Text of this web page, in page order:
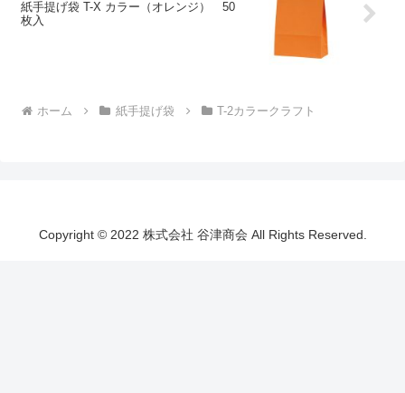
紙手提げ袋 T-X カラー（オレンジ） 50
枚入
ホーム 紙手提げ袋 T-2カラークラフト
Copyright © 2022 株式会社 谷津商会 All Rights Reserved.